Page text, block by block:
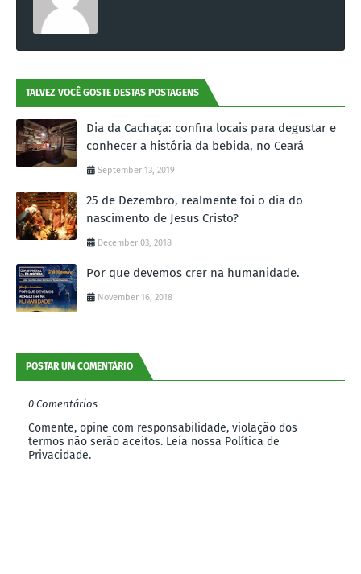
TALVEZ VOCÊ GOSTE DESTAS POSTAGENS
Dia da Cachaça: confira locais para degustar e
conhecer a história da bebida, no Ceará
September 13, 2019
25 de Dezembro, realmente foi o dia do
nascimento de Jesus Cristo?
December 03, 2018
Por que devemos crer na humanidade.
November 16, 2018
POSTAR UM COMENTÁRIO
0 Comentários
Comente, opine com responsabilidade, violação dos
termos não serão aceitos. Leia nossa Política de
Privacidade.